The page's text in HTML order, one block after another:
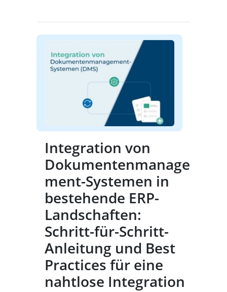
Integration von
Dokumentenmanage
ment-Systemen in
bestehende ERP-
Landschaften:
Schritt-für-Schritt-
Anleitung und Best
Practices für eine
nahtlose Integration